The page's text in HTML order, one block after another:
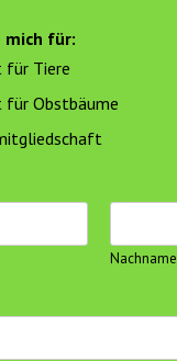
mich für:
für Tiere
Obstbäume
Nachname